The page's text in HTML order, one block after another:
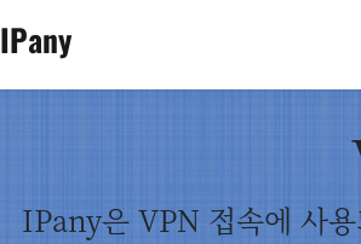
IPany
IPany은 VPN 접속에 사